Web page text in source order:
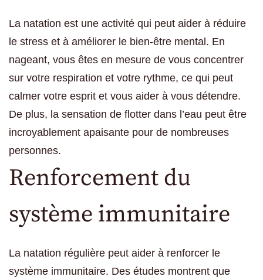
La natation est une activité qui peut aider à réduire
le stress et à améliorer le bien-être mental. En
nageant, vous êtes en mesure de vous concentrer
sur votre respiration et votre rythme, ce qui peut
calmer votre esprit et vous aider à vous détendre.
De plus, la sensation de flotter dans l’eau peut être
incroyablement apaisante pour de nombreuses
personnes.
Renforcement du
système immunitaire
La natation régulière peut aider à renforcer le
système immunitaire. Des études montrent que